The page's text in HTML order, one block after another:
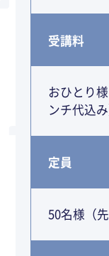
受講料
おひとり
ンチ代込み
定員
50名様（先